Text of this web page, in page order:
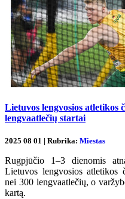
Lietuvos lengvosios atletikos
lengvaatlečių startai
2025 08 01 | Rubrika: Miestas
Rugpjūčio 1–3 dienomis
Lietuvos lengvosios atletikos
nei 300 lengvaatlečių, o
kartą.